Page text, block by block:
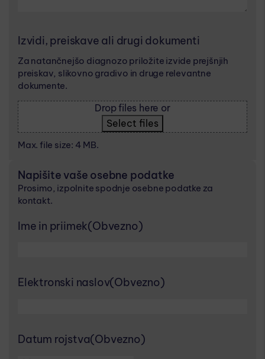
Izvidi, preiskave ali drugi dokumenti
Za natančnejšo diagnozo priložite izvide prejšnjih
preiskav, slikovno gradivo in druge relevantne
dokumente.
Drop files here or
Select files
Max. file size: 4 MB.
Napišite vaše osebne podatke
Prosimo, izpolnite spodnje osebne podatke za
kontakt.
Ime in priimek(Obvezno)
Elektronski naslov(Obvezno)
Datum rojstva(Obvezno)